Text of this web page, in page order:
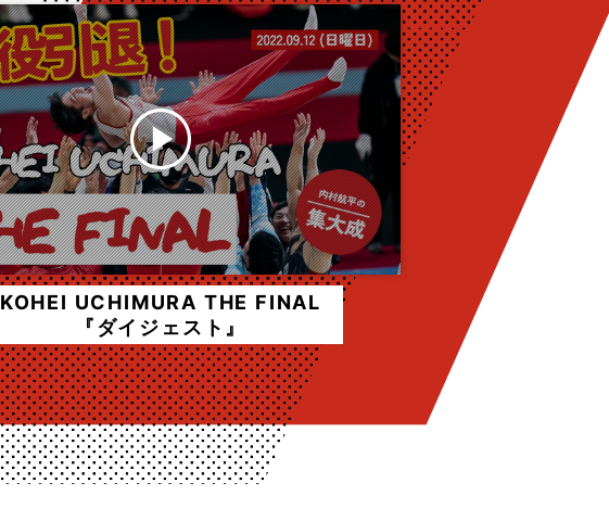
KOHEI UCHIMURA THE FINAL
『ダイジェスト』